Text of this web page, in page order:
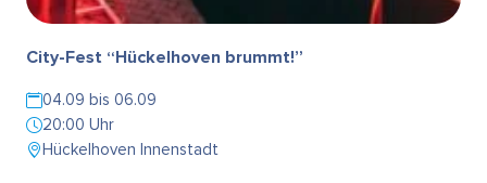
City-Fest “Hückelhoven brummt!”
04.09 bis 06.09
20:00 Uhr
Hückelhoven Innenstadt